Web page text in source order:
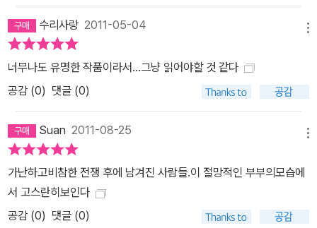
수리사랑 2011-05-04
너무나도 유명한 작품이라서...그냥 읽어야할 것 같다
공감 (0) 댓글 (0)
Suan 2011-08-25
가난하고비참한 전쟁 후에 남겨진 사람들.이 절망적인 부부의모습에
서 고스란히보인다
공감 (0) 댓글 (0)